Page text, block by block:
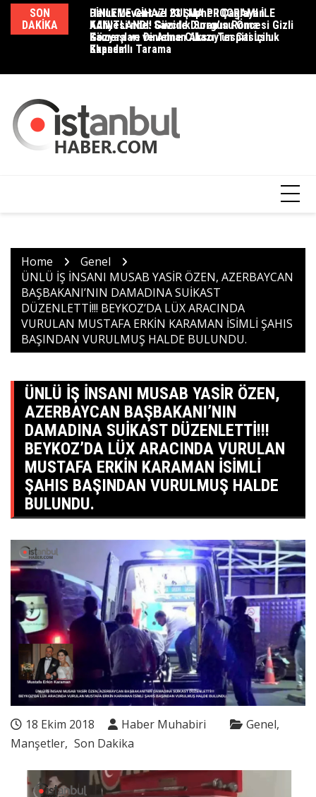
Skip
content
SON
DAKIKA
DİNLEME CİHAZI BULMA PROGRAMI İLE
KANITLANDI! Güzide Duran’ın Roma
Gözyaşları ve Adnan Aksoy’un Casusluk
Skandalı
Haluk Levent ve 23 Şüpheli Çağlayan
Adliyesi’nde: Savcılık Sorgusu Öncesi Gizli
Kamera ve Dinleme Cihazı Tespiti İçin
Kapsamlı Tarama
Home
Genel
ÜNLÜ İŞ İNSANI MUSAB YASİR ÖZEN, AZERBAYCAN
BAŞBAKANI’NIN DAMADINA SUİKAST
DÜZENLETTİ!!! BEYKOZ’DA LÜX ARACINDA
VURULAN MUSTAFA ERKİN KARAMAN İSİMLİ ŞAHIS
BAŞINDAN VURULMUŞ HALDE BULUNDU.
ÜNLÜ İŞ İNSANI MUSAB YASİR ÖZEN,
AZERBAYCAN BAŞBAKANI’NIN
DAMADINA SUİKAST DÜZENLETTİ!!!
BEYKOZ’DA LÜX ARACINDA VURULAN
MUSTAFA ERKİN KARAMAN İSİMLİ
ŞAHIS BAŞINDAN VURULMUŞ HALDE
BULUNDU.
18 Ekim 2018 Haber Muhabiri
Genel
Manşetler Son Dakika
Video
oynatıcı